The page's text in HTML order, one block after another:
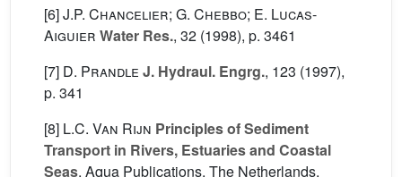
[6]J.P. Chancelier; G. Chebbo; E. Lucas-
Aiguier Water Res., 32 (1998), p. 3461
[7] D. Prandle J. Hydraul. Engrg., 123 (1997),
p. 341
[8] L.C. Van Rijn Principles of Sediment
Transport in Rivers, Estuaries and Coastal
Seas, Aqua Publications, The Netherlands,